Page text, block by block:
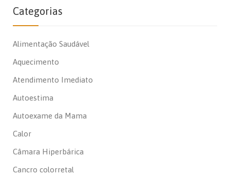
Categorias
Alimentação Saudável
Aquecimento
Atendimento Imediato
Autoestima
Autoexame da Mama
Calor
Câmara Hiperbárica
Cancro colorretal